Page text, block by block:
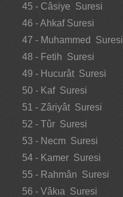
45 - Câsiye Suresi
46 - Ahkaf Suresi
47 - Muhammed Suresi
48 - Fetih Suresi
49 - Hucurât Suresi
50 - Kaf Suresi
51 - Zâriyât Suresi
52 - Tûr Suresi
53 - Necm Suresi
54 - Kamer Suresi
55 - Rahmân Suresi
56 - Vâkıa Suresi